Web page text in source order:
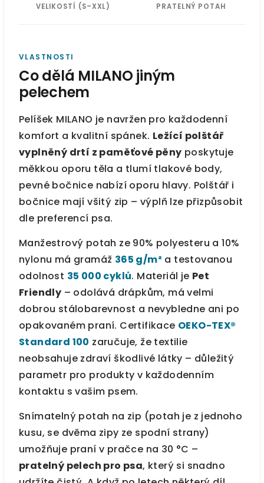
VELIKOSTÍ (S–XXL) PRATELNÝ POTAH
VLASTNOSTI
Co dělá MILANO jiným
pelechem
Pelíšek MILANO je navržen pro každodenní
komfort a kvalitní spánek. Ležící polštář
vyplněný drtí z paměťové pěny poskytuje
měkkou oporu těla a tlumí tlakové body,
pevné bočnice nabízí oporu hlavy. Polštář i
bočnice mají všitý zip – výplň lze přizpůsobit
dle preferencí psa.
Manžestrový potah ze 90% polyesteru a 10%
nylonu má gramáž 365 g/m² a testovanou
odolnost 35 000 cyklů. Materiál je Pet
Friendly – odolává drápkům, má velmi
dobrou stálobarevnost a nevybledne ani po
opakovaném praní. Certifikace OEKO-TEX®
Standard 100 zaručuje, že textilie
neobsahuje zdraví škodlivé látky – důležitý
parametr pro produkty v každodenním
kontaktu s vašim psem.
Snímatelný potah na zip (potah je z jednoho
kusu, se dvěma zipy ze spodní strany)
umožňuje praní v pračce na 30 °C –
pratelný pelech pro psa, který si snadno